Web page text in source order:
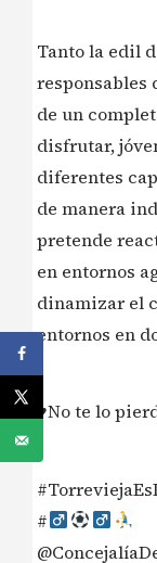
Tanto la edil
responsables
de un
disfrutar,
diferentes
de manera
pretende
en entornos
dinamizar el
entornos en
♥️No te lo
#‍